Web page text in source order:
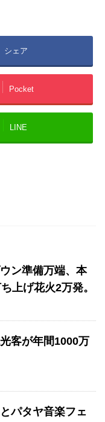
シェア
Pocket
LINE
ン準備万端、本
上げ花火2万発。
客が年間1000万
パタヤ音楽フェ